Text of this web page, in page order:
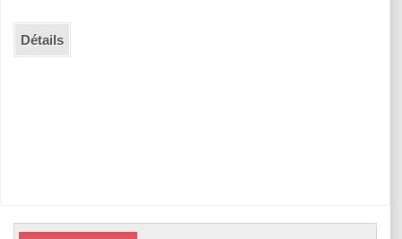
Détails